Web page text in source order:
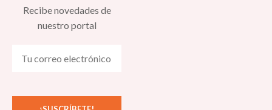
Recibe novedades de
nuestro portal